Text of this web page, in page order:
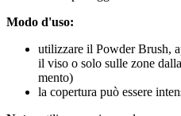
Modo d'uso:
utilizzare il Powder Brush,
il viso o solo sulle zone
mento)
la copertura può essere